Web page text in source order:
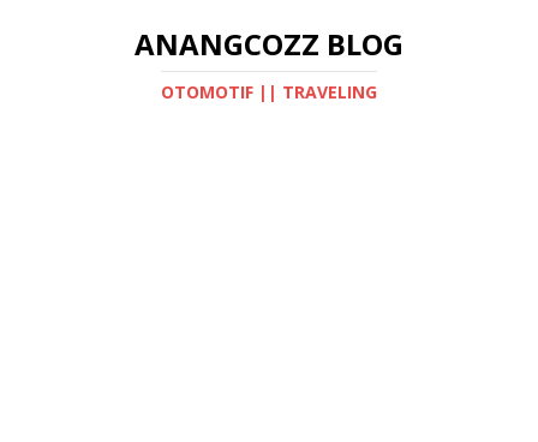
ANANGCOZZ BLOG
OTOMOTIF || TRAVELING